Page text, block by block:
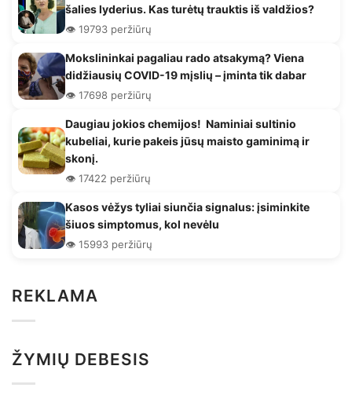
šalies lyderius. Kas turėtų trauktis iš valdžios?
👁️ 19793 peržiūrų
Mokslininkai pagaliau rado atsakymą? Viena
didžiausių COVID-19 mįslių – įminta tik dabar
👁️ 17698 peržiūrų
Daugiau jokios chemijos! Naminiai sultinio
kubeliai, kurie pakeis jūsų maisto gaminimą ir
skonį.
👁️ 17422 peržiūrų
Kasos vėžys tyliai siunčia signalus: įsiminkite
šiuos simptomus, kol nevėlu
👁️ 15993 peržiūrų
REKLAMA
ŽYMIŲ DEBESIS